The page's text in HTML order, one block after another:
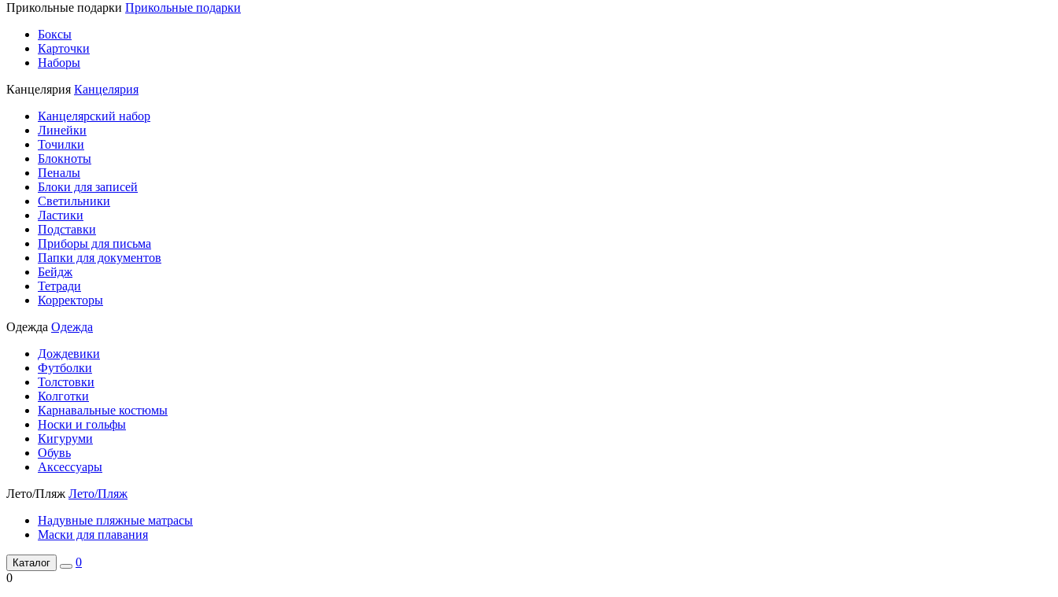
Прикольные подарки Прикольные подарки
Боксы
Карточки
Наборы
Канцелярия Канцелярия
Канцелярский набор
Линейки
Точилки
Блокноты
Пеналы
Блоки для записей
Светильники
Ластики
Подставки
Приборы для письма
Папки для документов
Бейдж
Тетради
Корректоры
Одежда Одежда
Дождевики
Футболки
Толстовки
Колготки
Карнавальные костюмы
Носки и гольфы
Кигуруми
Обувь
Аксессуары
Лето/Пляж Лето/Пляж
Надувные пляжные матрасы
Маски для плавания
Каталог
0
0